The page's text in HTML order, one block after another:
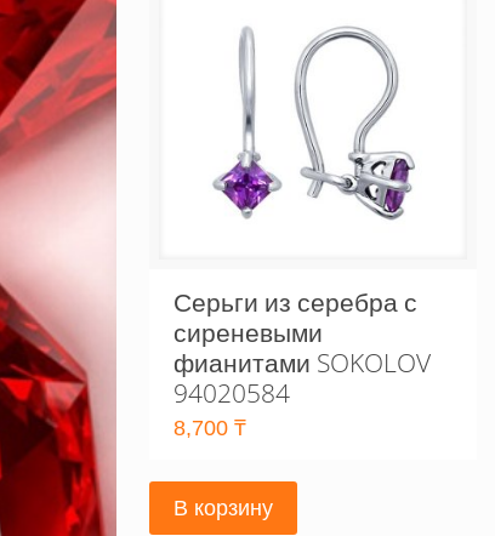
Серьги из серебра с
сиреневыми
фианитами SOKOLOV
94020584
8,700 ₸
В корзину